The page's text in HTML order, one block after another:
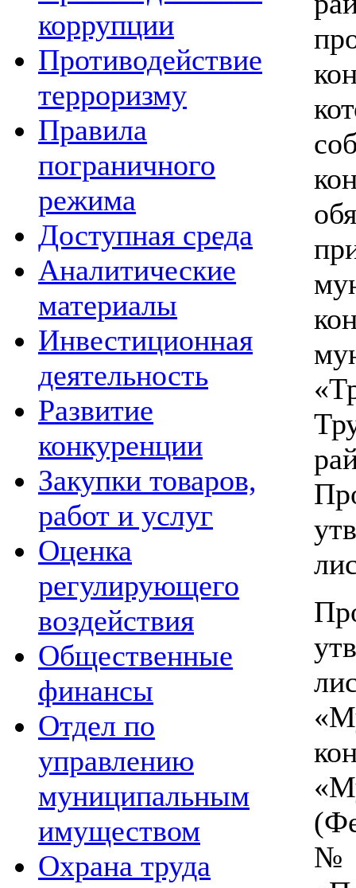
коррупции
Противодействие
терроризму
Правила
пограничного
режима
Доступная среда
Аналитические
материалы
Инвестиционная
деятельность
Развитие
конкуренции
Закупки товаров,
работ и услуг
Оценка
регулирующего
воздействия
Общественные
финансы
Отдел по
управлению
муниципальным
имуществом
Охрана труда